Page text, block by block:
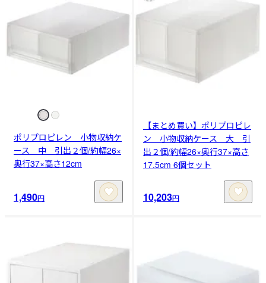
ポリプロピレン 小物収納ケ
ース 中 引出２個/約幅26×
奥行37×高さ12cm
1,490円
【まとめ買い】ポリプロピレ
ン 小物収納ケース 大 引
出２個/約幅26×奥行37×高さ
17.5cm 6個セット
10,203円